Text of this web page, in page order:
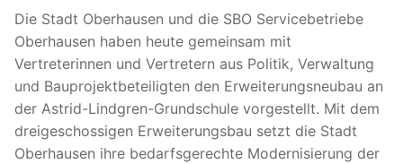
Die Stadt Oberhausen und die SBO Servicebetriebe
Oberhausen haben heute gemeinsam mit
Vertreterinnen und Vertretern aus Politik, Verwaltung
und Bauprojektbeteiligten den Erweiterungsneubau an
der Astrid-Lindgren-Grundschule vorgestellt. Mit dem
dreigeschossigen Erweiterungsbau setzt die Stadt
Oberhausen ihre bedarfsgerechte Modernisierung der